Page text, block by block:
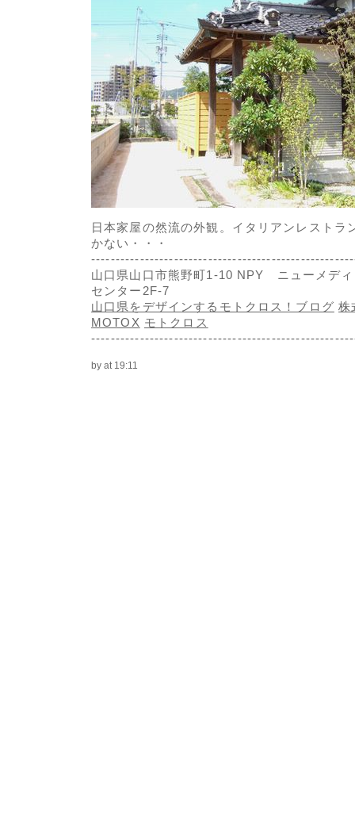
日本家屋の然流の外観。イタリアンレストラ
かない・・・
山口県山口市熊野町1-10 NPY ニューメデ
センター2F-7
山口県をデザインするモトクロス！ブログ 株
MOTOX モトクロス
by at 19:11